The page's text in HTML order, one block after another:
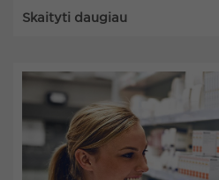
Skaityti daugiau